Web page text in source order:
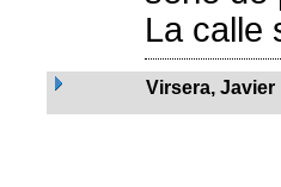
La calle
Virsera, Javier